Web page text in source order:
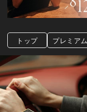
トップ プレミアム